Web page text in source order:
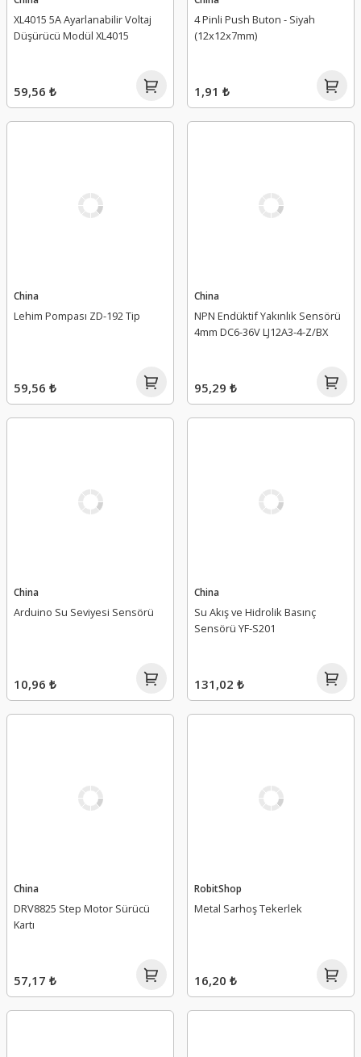
XL4015 5A Ayarlanabilir Voltaj
Düşürücü Modül XL4015
59,56 ₺
4 Pinli Push Buton - Siyah
(12x12x7mm)
1,91 ₺
China
Lehim Pompası ZD-192 Tip
59,56 ₺
China
NPN Endüktif Yakınlık Sensörü
4mm DC6-36V LJ12A3-4-Z/BX
95,29 ₺
China
Arduino Su Seviyesi Sensörü
10,96 ₺
China
Su Akış ve Hidrolik Basınç
Sensörü YF-S201
131,02 ₺
China
DRV8825 Step Motor Sürücü
Kartı
57,17 ₺
RobitShop
Metal Sarhoş Tekerlek
16,20 ₺